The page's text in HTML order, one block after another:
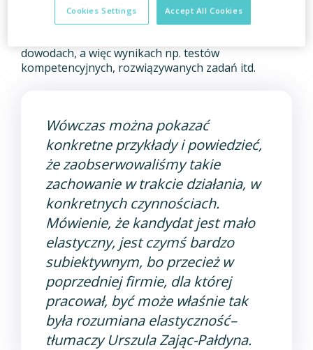
Zamiast mówić kandydatowi, że jest nieelastyczny
czy mało kreatywny, bardziej profesjonalne będzie
dowodach, a więc wynikach np. testów
kompetencyjnych, rozwiązywanych zadań itd.
Wówczas można pokazać
konkretne przykłady i powiedzieć,
że zaobserwowaliśmy takie
zachowanie w trakcie działania, w
konkretnych czynnościach.
Mówienie, że kandydat jest mało
elastyczny, jest czymś bardzo
subiektywnym, bo przecież w
poprzedniej firmie, dla której
pracował, być może właśnie tak
była rozumiana elastyczność–
tłumaczy Urszula Zając-Pałdyna.
Accept All Cookies
Cookies Settings